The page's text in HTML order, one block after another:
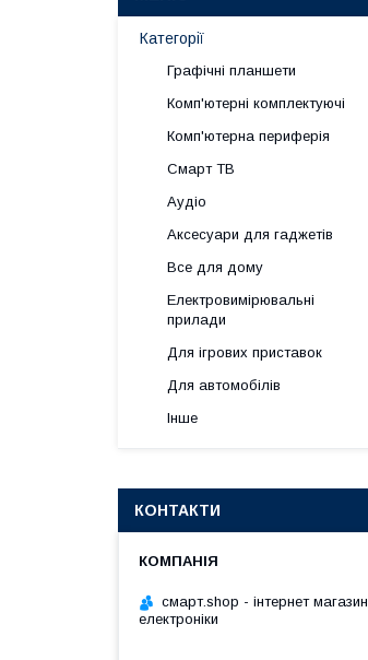
Категорії
Графічні планшети
Комп'ютерні комплектуючі
Комп'ютерна периферія
Смарт ТВ
Аудіо
Аксесуари для гаджетів
Все для дому
Електровимірювальні
прилади
Для ігрових приставок
Для автомобілів
Інше
КОНТАКТИ
смарт.shop - інтернет магазин
електроніки